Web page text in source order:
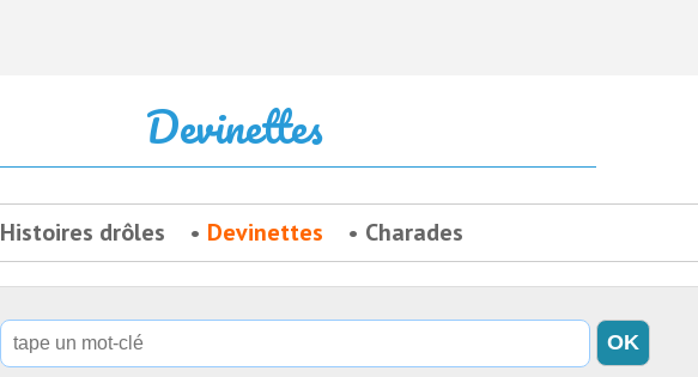
Devinettes
Histoires drôles Devinettes Charades